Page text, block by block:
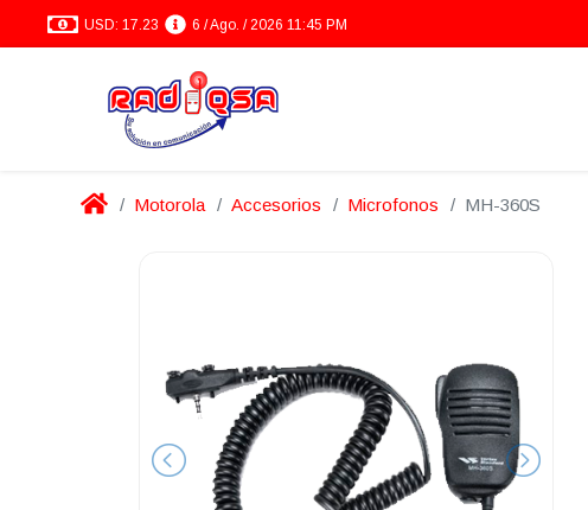
USD: 17.23 6 / Ago. / 2026 11:45 PM
Motorola Accesorios Microfonos MH-360S